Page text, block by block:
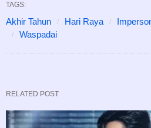
TAGS:
Akhir Tahun Hari Raya
Waspadai
RELATED POST